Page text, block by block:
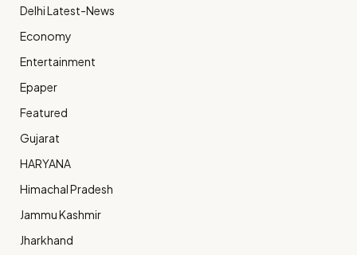
Delhi Latest-News
Economy
Entertainment
Epaper
Featured
Gujarat
HARYANA
Himachal Pradesh
Jammu Kashmir
Jharkhand